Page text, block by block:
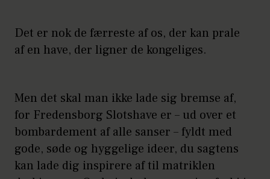
Det er nok de færreste af os, der kan prale
af en have, der ligner de kongeliges.
Men det skal man ikke lade sig bremse af,
for Fredensborg Slotshave er – ud over et
bombardement af alle sanser – fyldt med
gode, søde og hyggelige ideer, du sagtens
kan lade dig inspirere af til matriklen